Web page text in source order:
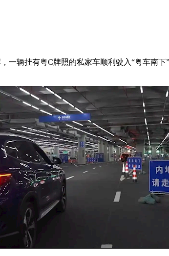
一辆挂有粤C牌照的私家车顺利驶入“粤车南